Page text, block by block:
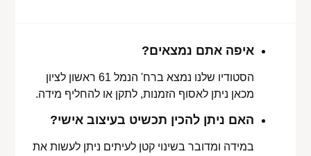
איפה אתם נמצאים?
הסטודיו שלנו נמצא ברח' הנמל 61 ראשון לציון
מכאן ניתן לאסוף הזמנות, לתקן או להחליף מידה.
האם ניתן להכין תכשיט בעיצוב אישי?
במידה ומדובר בשינוי קטן לעיתים ניתן לעשות את